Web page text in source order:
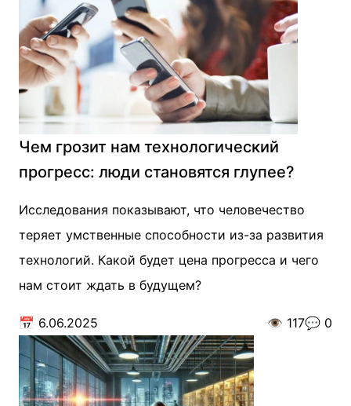
Чем грозит нам технологический
прогресс: люди становятся глупее?
Исследования показывают, что человечество
теряет умственные способности из-за развития
технологий. Какой будет цена прогресса и чего
нам стоит ждать в будущем?
📅 6.06.2025 👁️ 117💬 0